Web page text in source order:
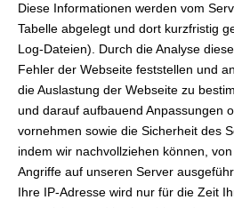
Diese Informationen werden vom
Tabelle abgelegt und dort kurzfristig
Log-Dateien). Durch die Analyse
Fehler der Webseite feststellen und
die Auslastung der Webseite zu
und darauf aufbauend Anpassungen
vornehmen sowie die Sicherheit des
indem wir nachvollziehen können,
Angriffe auf unseren Server
Ihre IP-Adresse wird nur für die Zeit